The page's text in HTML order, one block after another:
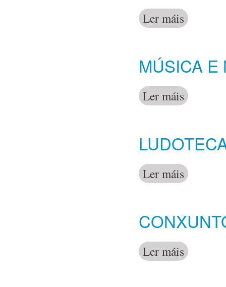
Ler máis acerca de
MÚSICA E
Ler máis acerca de
Ler máis acerca de
Ler máis acerca de